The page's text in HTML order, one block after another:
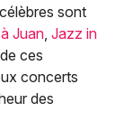
sont
Juan, Jazz in
ces
concerts
des